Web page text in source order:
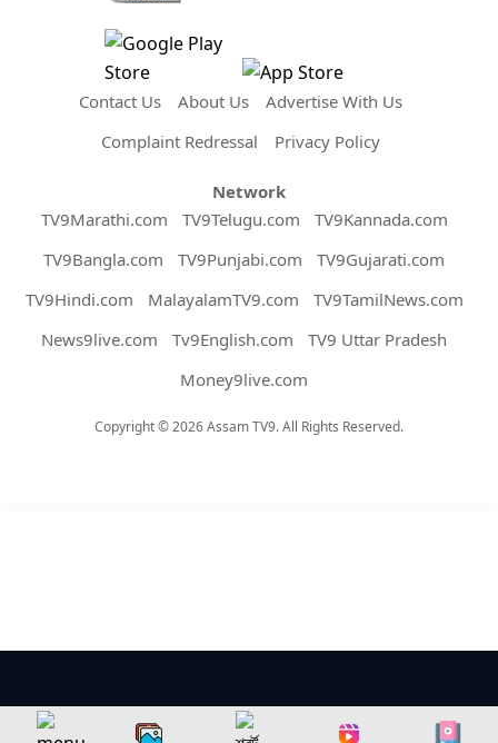
Contact Us About Us
Advertise With Us
Complaint Redressal
Privacy Policy
Network
TV9Marathi.com
TV9Telugu.com
TV9Kannada.com
TV9Bangla.com
TV9Punjabi.com
TV9Gujarati.com
TV9Hindi.com
MalayalamTV9.com
TV9TamilNews.com
News9live.com
Tv9English.com
TV9 Uttar Pradesh
Money9live.com
Copyright © 2026 Assam TV9. All Rights Reserved.